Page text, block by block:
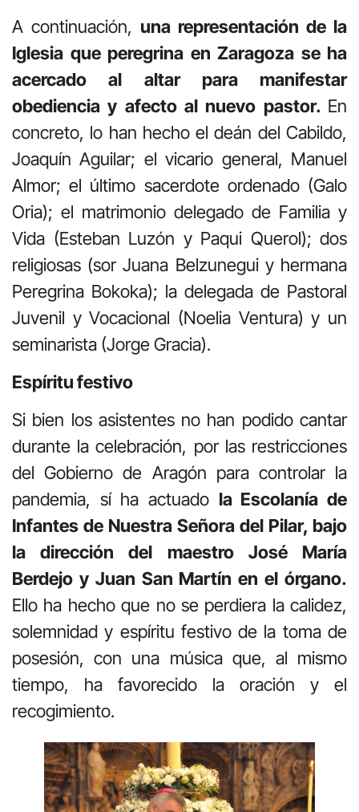
A continuación, una representación de la
Iglesia que peregrina en Zaragoza se ha
acercado al altar para manifestar
obediencia y afecto al nuevo pastor. En
concreto, lo han hecho el deán del Cabildo,
Joaquín Aguilar; el vicario general, Manuel
Almor; el último sacerdote ordenado (Galo
Oria); el matrimonio delegado de Familia y
Vida (Esteban Luzón y Paqui Querol); dos
religiosas (sor Juana Belzunegui y hermana
Peregrina Bokoka); la delegada de Pastoral
Juvenil y Vocacional (Noelia Ventura) y un
seminarista (Jorge Gracia).
Espíritu festivo
Si bien los asistentes no han podido cantar
durante la celebración, por las restricciones
del Gobierno de Aragón para controlar la
pandemia, sí ha actuado la Escolanía de
Infantes de Nuestra Señora del Pilar, bajo
la dirección del maestro José María
Berdejo y Juan San Martín en el órgano.
Ello ha hecho que no se perdiera la calidez,
solemnidad y espíritu festivo de la toma de
posesión, con una música que, al mismo
tiempo, ha favorecido la oración y el
recogimiento.